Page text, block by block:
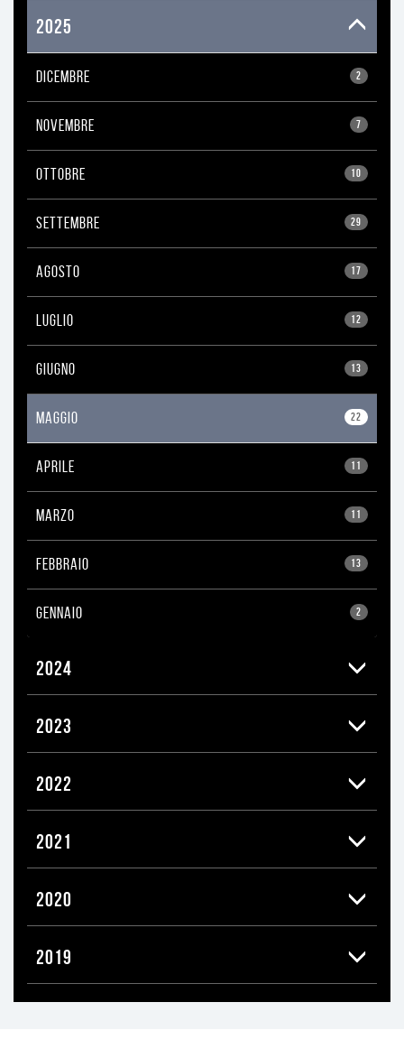
2025
2
DICEMBRE
7
NOVEMBRE
10
OTTOBRE
29
SETTEMBRE
17
AGOSTO
12
LUGLIO
13
GIUGNO
22
MAGGIO
11
APRILE
11
MARZO
13
FEBBRAIO
2
GENNAIO
2024
2023
2022
2021
2020
2019